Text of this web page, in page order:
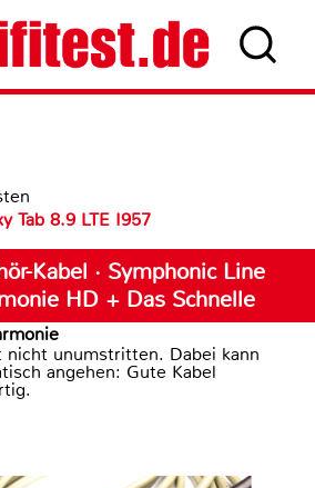
Tab 8.9 LTE I957
Kabel · Symphonic Line
HD + Das Schnelle
nicht unumstritten. Dabei kann
angehen: Gute Kabel